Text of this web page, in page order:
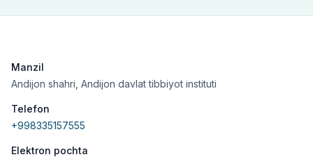
Manzil
Andijon shahri, Andijon davlat tibbiyot instituti
Telefon
+998335157555
Elektron pochta